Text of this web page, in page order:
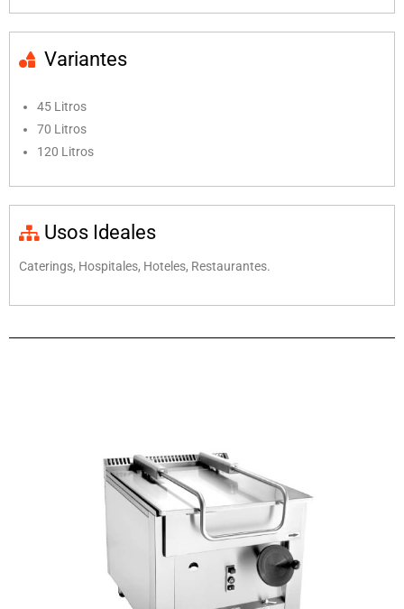
Variantes
45 Litros
70 Litros
120 Litros
Usos Ideales
Caterings, Hospitales, Hoteles, Restaurantes.